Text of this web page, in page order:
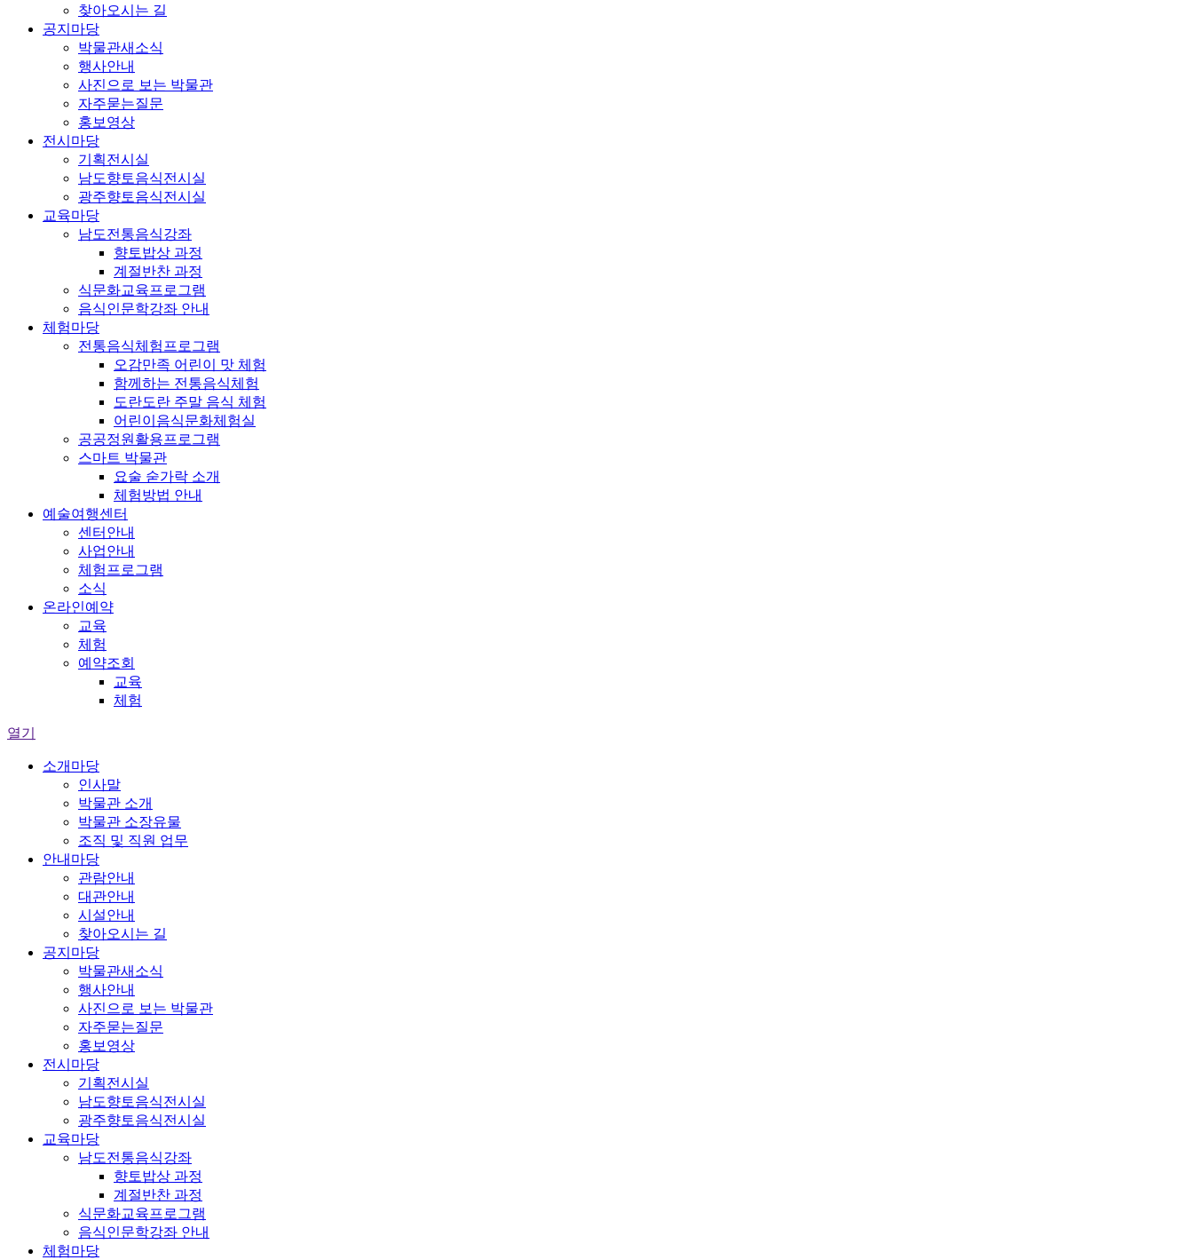
찾아오시는 길
공지마당
박물관새소식
행사안내
사진으로 보는 박물관
자주묻는질문
홍보영상
전시마당
기획전시실
남도향토음식전시실
광주향토음식전시실
교육마당
남도전통음식강좌
향토밥상 과정
계절반찬 과정
식문화교육프로그램
음식인문학강좌 안내
체험마당
전통음식체험프로그램
오감만족 어린이 맛 체험
함께하는 전통음식체험
도란도란 주말 음식 체험
어린이음식문화체험실
공공정원활용프로그램
스마트 박물관
요술 숟가락 소개
체험방법 안내
예술여행센터
센터안내
사업안내
체험프로그램
소식
온라인예약
교육
체험
예약조회
교육
체험
열기
소개마당
인사말
박물관 소개
박물관 소장유물
조직 및 직원 업무
안내마당
관람안내
대관안내
시설안내
찾아오시는 길
공지마당
박물관새소식
행사안내
사진으로 보는 박물관
자주묻는질문
홍보영상
전시마당
기획전시실
남도향토음식전시실
광주향토음식전시실
교육마당
남도전통음식강좌
향토밥상 과정
계절반찬 과정
식문화교육프로그램
음식인문학강좌 안내
체험마당